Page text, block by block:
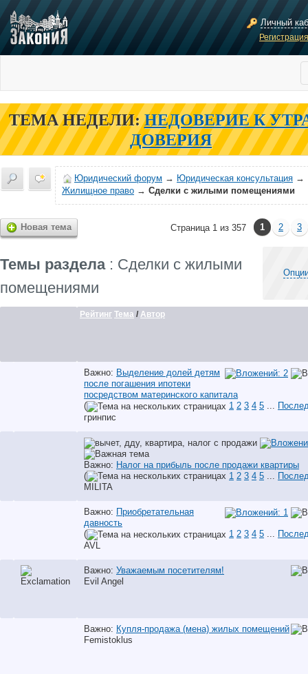
Личный
ТЕМА НЕДЕЛИ: НЕДОВЕРИЕ К
ДОВЕРИЯ
Юридический форум → Юридическая консультация →
Жилищное право → Сделки с жилыми помещениями
Новая тема Страница 1 из 357 1 2 3
Темы раздела: Сделки с жилыми
помещениями
Рейтинг Тема / Автор
Важно: Выделение долей детям
после погашения ипотеки
посредством материнского капитала
(
1 2 3 4 5 ...
гринпис
Важно: Налог на прибыль после продажи квартиры
(
1 2 3 4 5
MILITA
Важно: Приобретательная
давность
(
1 2 3 4 5 ...
AVL
Важно: Уважаемым посетителям!
Evil Angel
Важно: Купля-продажа (мена) жилых помещений
Femistoklus